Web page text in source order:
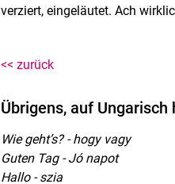
verziert, eingeläutet. Ach
<< zurück
Übrigens, auf Ungarisch
Wie geht’s? - hogy vagy
Guten Tag - Jó napot
Hallo - szia